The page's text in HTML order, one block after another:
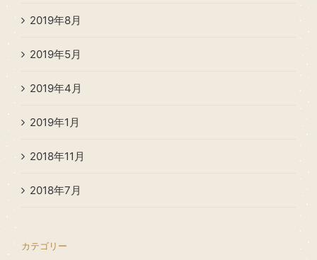
2019年8月
2019年5月
2019年4月
2019年1月
2018年11月
2018年7月
カテゴリー